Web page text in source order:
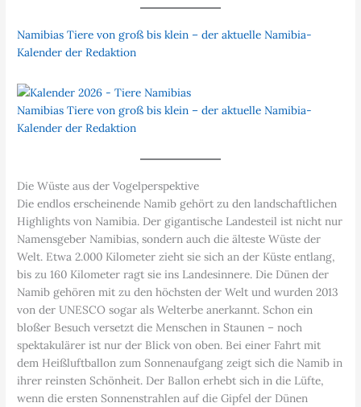
Namibias Tiere von groß bis klein – der aktuelle Namibia-
Kalender der Redaktion
Namibias Tiere von groß bis klein – der aktuelle Namibia-
Kalender der Redaktion
Die Wüste aus der Vogelperspektive
Die endlos erscheinende Namib gehört zu den landschaftlichen
Highlights von Namibia. Der gigantische Landesteil ist nicht nur
Namensgeber Namibias, sondern auch die älteste Wüste der
Welt. Etwa 2.000 Kilometer zieht sie sich an der Küste entlang,
bis zu 160 Kilometer ragt sie ins Landesinnere. Die Dünen der
Namib gehören mit zu den höchsten der Welt und wurden 2013
von der UNESCO sogar als Welterbe anerkannt. Schon ein
bloßer Besuch versetzt die Menschen in Staunen – noch
spektakulärer ist nur der Blick von oben. Bei einer Fahrt mit
dem Heißluftballon zum Sonnenaufgang zeigt sich die Namib in
ihrer reinsten Schönheit. Der Ballon erhebt sich in die Lüfte,
wenn die ersten Sonnenstrahlen auf die Gipfel der Dünen